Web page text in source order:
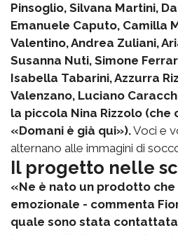
Pinsoglio, Silvana Martini,
Emanuele Caputo, Camilla
Valentino, Andrea Zuliani,
Susanna Nuti, Simone
Isabella Tabarini, Azzurra
Valenzano, Luciano
la piccola Nina Rizzolo (che
«Domani è già qui»).Voci e
alternano alle immagini di
Il progetto nelle
«Ne è nato un prodotto
emozionale - commenta
quale sono stata